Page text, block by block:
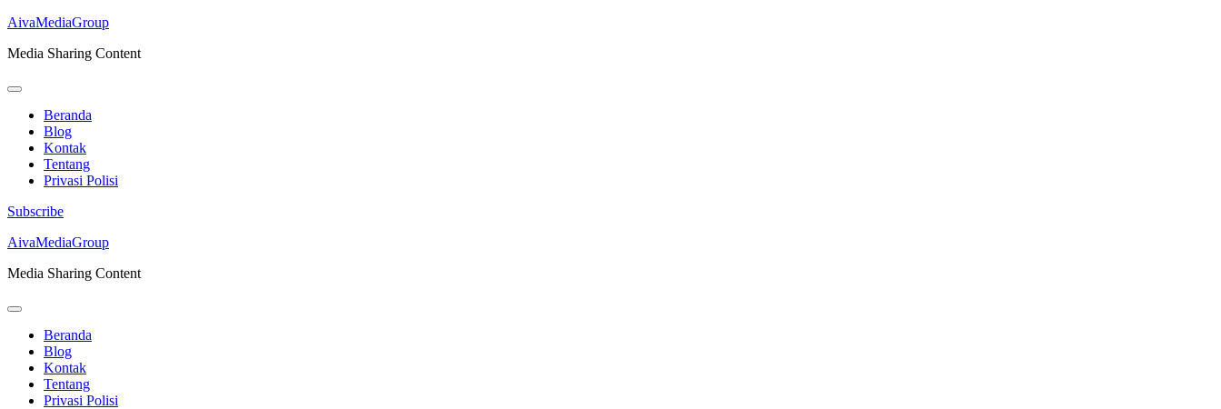
AivaMediaGroup
Media Sharing Content
Beranda
Blog
Kontak
Tentang
Privasi Polisi
Subscribe
Lompat
konten
Enter)
AivaMediaGroup
Media Sharing Content
Beranda
Blog
Kontak
Tentang
Privasi Polisi